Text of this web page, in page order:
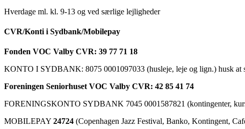
Hverdage ml. kl. 9-13 og ved særlige lejligheder
CVR/Konti i Sydbank/Mobilepay
Fonden VOC Valby CVR: 39 77 71 18
KONTO I SYDBANK: 8075 0001097033 (husleje, leje og lign.) husk at
Foreningen Seniorhuset VOC Valby CVR: 42 85 41 74
FORENINGSKONTO SYDBANK 7045 0001587821 (kontingenter,
MOBILEPAY 24724 (Copenhagen Jazz Festival, Banko, Kontingent,